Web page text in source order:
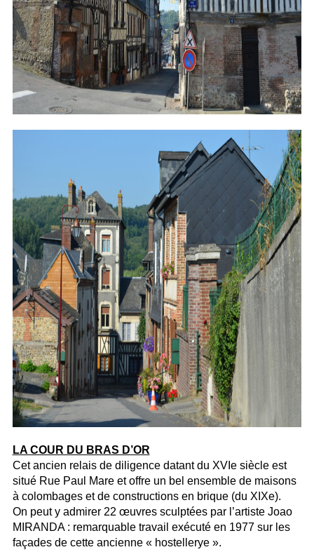
LA COUR DU BRAS D’OR
Cet ancien relais de diligence datant du XVIe siècle est
situé Rue Paul Mare et offre un bel ensemble de maisons
à colombages et de constructions en brique (du XIXe).
On peut y admirer 22 œuvres sculptées par l’artiste Joao
MIRANDA : remarquable travail exécuté en 1977 sur les
façades de cette ancienne « hostellerye ».